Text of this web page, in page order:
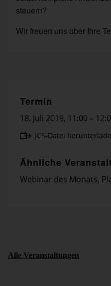
steuern?
Wir freuen uns über Ihre
Termin
18. Juli 2019, 11:00 –
ICS-Datei
Ähnliche
Webinar des Monats,
Alle Veranstaltungen